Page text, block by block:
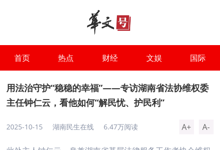
首页 热点 财经 文娱 国际
用法治守护“稳稳的幸福”——专访湖南省法协维权委
主任钟仁云，看他如何“解民忧、护民利”
2025-10-15 湖南民生在线 6.47万阅读 A+ A-